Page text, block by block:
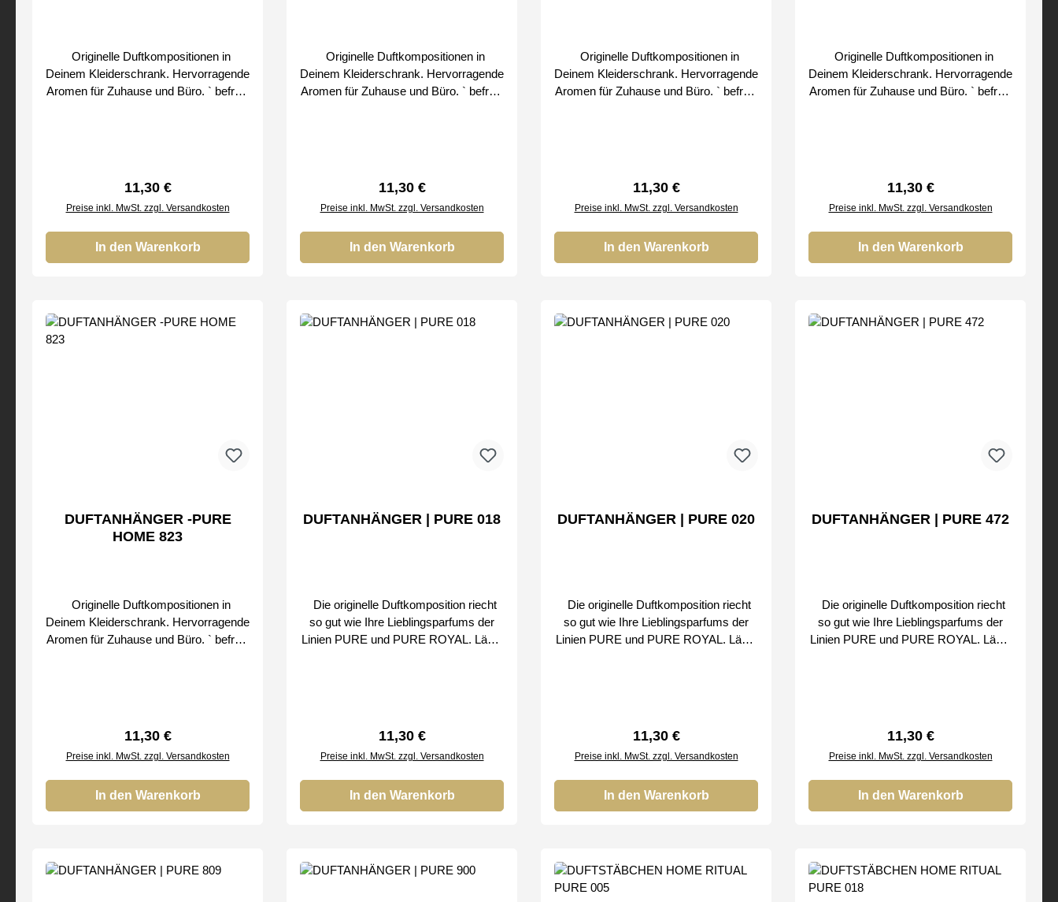
Originelle Duftkompositionen in
Deinem Kleiderschrank. Hervorragende
Aromen für Zuhause und Büro. ` befreie
Regulärer Preis:
11,30 €
Preise inkl. MwSt. zzgl. Versandkosten
In den Warenkorb
Originelle Duftkompositionen in
Deinem Kleiderschrank. Hervorragende
Aromen für Zuhause und Büro. ` befreie
Regulärer Preis:
11,30 €
Preise inkl. MwSt. zzgl. Versandkosten
In den Warenkorb
Originelle Duftkompositionen in
Deinem Kleiderschrank. Hervorragende
Aromen für Zuhause und Büro. ` befreie
Regulärer Preis:
11,30 €
Preise inkl. MwSt. zzgl. Versandkosten
In den Warenkorb
Originelle Duftkompositionen in
Deinem Kleiderschrank. Hervorragende
Aromen für Zuhause und Büro. ` befreie
Regulärer Preis:
11,30 €
Preise inkl. MwSt. zzgl. Versandkosten
In den Warenkorb
DUFTANHÄNGER -PURE
HOME 823
Originelle Duftkompositionen in
Deinem Kleiderschrank. Hervorragende
Aromen für Zuhause und Büro. ` befreie
Regulärer Preis:
11,30 €
Preise inkl. MwSt. zzgl. Versandkosten
In den Warenkorb
DUFTANHÄNGER | PURE 018
Die originelle Duftkomposition riecht
so gut wie Ihre Lieblingsparfums der
Linien PURE und PURE ROYAL. Lässt
zum Duft Nr. 018 Bei uns erhalten Sie
nur Original SMART & CLEAN
Produkte von
Regulärer Preis:
11,30 €
Preise inkl. MwSt. zzgl. Versandkosten
In den Warenkorb
DUFTANHÄNGER | PURE 020
Die originelle Duftkomposition riecht
so gut wie Ihre Lieblingsparfums der
Linien PURE und PURE ROYAL. Lässt
zum Duft Nr. 020 Bei uns erhalten Sie
nur Original SMART & CLEAN
Produkte von
Regulärer Preis:
11,30 €
Preise inkl. MwSt. zzgl. Versandkosten
In den Warenkorb
DUFTANHÄNGER | PURE 472
Die originelle Duftkomposition riecht
so gut wie Ihre Lieblingsparfums der
Linien PURE und PURE ROYAL. Lässt
zum Duft Nr. 472 Bei uns erhalten Sie
nur Original SMART & CLEAN
Produkte von
Regulärer Preis:
11,30 €
Preise inkl. MwSt. zzgl. Versandkosten
In den Warenkorb